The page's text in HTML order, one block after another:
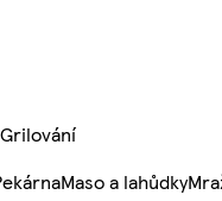
Grilování
Maso a lahůdky